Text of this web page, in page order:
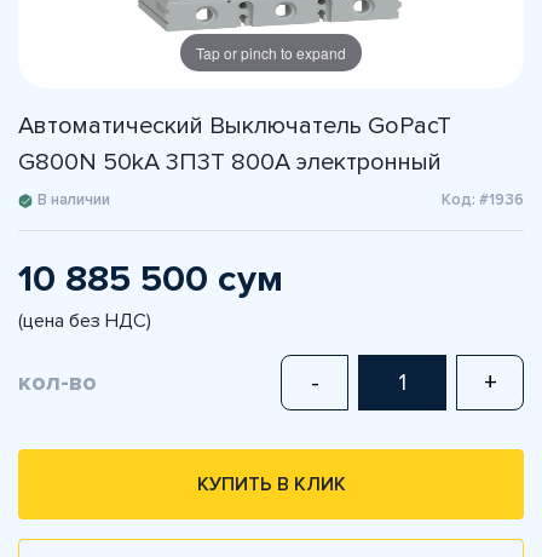
Tap or pinch to expand
Автоматический Выключатель GoPacT
G800N 50kA 3П3Т 800A электронный
В наличии Код: #1936
10 885 500 сум
(цена без НДС)
кол-во - +
КУПИТЬ В КЛИК